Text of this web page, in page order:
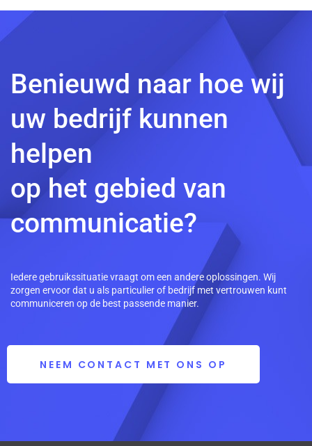
Benieuwd naar hoe wij
uw bedrijf kunnen
helpen
op het gebied van
communicatie?
Iedere gebruikssituatie vraagt om een andere oplossingen. Wij
zorgen ervoor dat u als particulier of bedrijf met vertrouwen kunt
communiceren op de best passende manier.
NEEM CONTACT MET ONS OP